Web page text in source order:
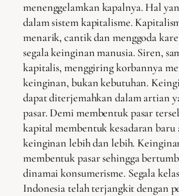
menenggelamkan kapalnya. Hal
dalam sistem kapitalisme.
menarik, cantik dan menggoda
segala keinginan manusia. Siren,
kapitalis, menggiring korbannya
keinginan, bukan kebutuhan.
dapat diterjemahkan dalam artian
pasar. Demi membentuk pasar
kapital membentuk kesadaran baru
keinginan lebih dan lebih.
membentuk pasar sehingga
dinamai konsumerisme. Segala
Indonesia telah terjangkit dengan